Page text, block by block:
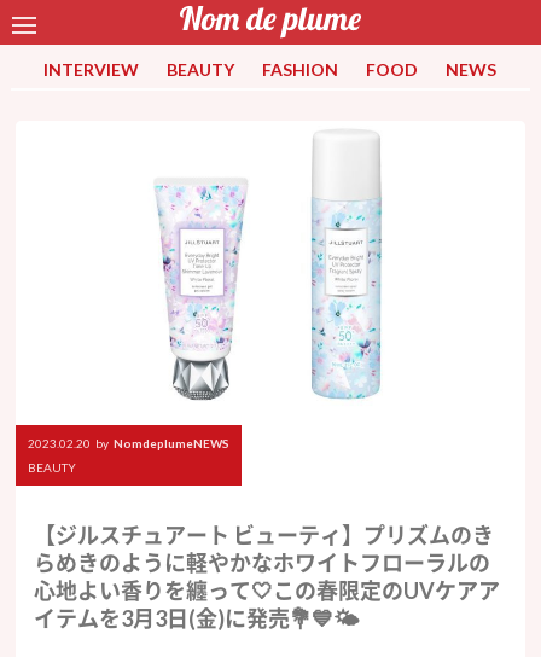
INTERVIEW BEAUTY FASHION FOOD NEWS
2023.02.20 by NomdeplumeNEWS
BEAUTY
【ジルスチュアート ビューティ】プリズムのき
らめきのように軽やかなホワイトフローラルの
心地よい香りを纏って🤍この春限定のUVケアア
イテムを3月3日(金)に発売💐💙🌤